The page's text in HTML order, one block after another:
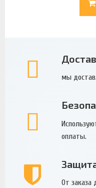
мы
оплаты.
От заказа